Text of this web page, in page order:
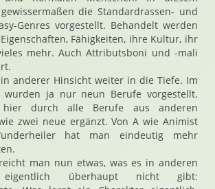
die Standardrassen- und
Genres vorgestellt. Behandelt werden
Fähigkeiten, ihre Kultur, ihr
mehr. Auch Attributsboni und -mali
anderer Hinsicht weiter in die Tiefe. Im
wurden ja nur neun Berufe vorgestellt.
hier durch alle Berufe aus anderen
zwei neue ergänzt. Von A wie Animist
hat man eindeutig mehr
man nun etwas, was es in anderen
eigentlich überhaupt nicht gibt: